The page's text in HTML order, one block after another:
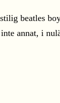
beatles
annat, i